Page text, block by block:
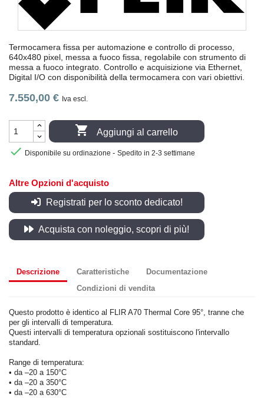
Termocamera fissa per automazione e controllo di processo,
640x480 pixel, messa a fuoco fissa, regolabile con strumento di
messa a fuoco integrato. Controllo e acquisizione via Ethernet,
Digital I/O con disponibilità della termocamera con vari obiettivi.
7.550,00 € Iva escl.
 Aggiungi al carrello
 Disponibile su ordinazione - Spedito in 2-3 settimane
Altre Opzioni d'acquisto
Registrati per lo sconto dedicato!
Acquista con noleggio, scopri di più!
Descrizione Caratteristiche
Documentazione
Condizioni di vendita
Questo prodotto è identico al FLIR A70 Thermal Core 95°, tranne che
per gli intervalli di temperatura.
Questi intervalli di temperatura opzionali sostituiscono l'intervallo
standard.
Range di temperatura:
• da –20 a 150°C
• da –20 a 350°C
• da –20 a 630°C